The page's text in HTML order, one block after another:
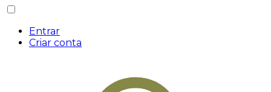
Entrar
Criar conta